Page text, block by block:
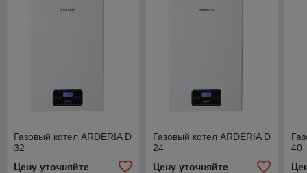
Газовый котел ARDERIA D
32
Цену уточняйте
Газовый котел ARDERIA D
24
Цену уточняйте
40